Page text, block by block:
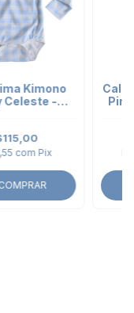
Kimono
Celeste -
com Pix